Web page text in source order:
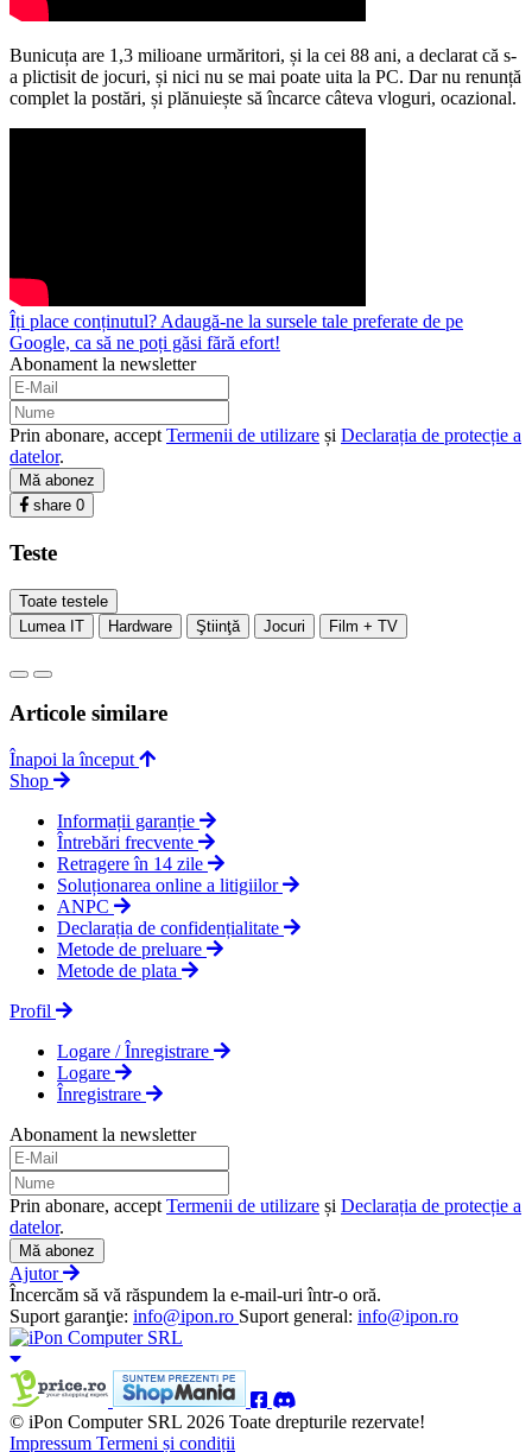
Bunicuța are 1,3 milioane urmăritori, și la cei 88 ani, a declarat că s-
a plictisit de jocuri, și nici nu se mai poate uita la PC. Dar nu renunță
complet la postări, și plănuiește să încarce câteva vloguri, ocazional.
Îți place conținutul? Adaugă-ne la sursele tale preferate de pe
Google, ca să ne poți găsi fără efort!
Abonament la newsletter
Prin abonare, accept Termenii de utilizare și Declarația de protecție a
datelor.
Mă abonez
share 0
Teste
Toate testele
Lumea IT
Hardware Ştiinţă Jocuri Film + TV
Articole similare
Înapoi la început
Shop
Informații garanție
Întrebări frecvente
Retragere în 14 zile
Soluționarea online a litigiilor
ANPC
Declarația de confidențialitate
Metode de preluare
Metode de plata
Profil
Logare / Înregistrare
Logare
Înregistrare
Abonament la newsletter
Prin abonare, accept Termenii de utilizare și Declarația de protecție a
datelor.
Mă abonez
Ajutor
Încercăm să vă răspundem la e-mail-uri într-o oră.
Suport garanţie: info@ipon.ro Suport general: info@ipon.ro
© iPon Computer SRL 2026 Toate drepturile rezervate!
Impressum Termeni și condiții